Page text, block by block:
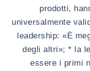
prodotti,
universalmente
leadership:«È
degli altri»;* la
essere i primi